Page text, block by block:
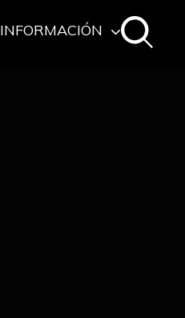
INFORMACIÓN